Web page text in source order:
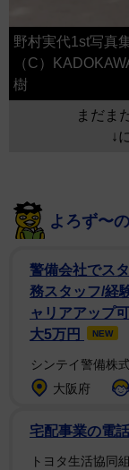
野村実代1st写真
（C）
樹
まだま
↓
よろず〜
警備会社でス
務スタッフ/経
ャリアアップ
大5万円
NEW
シンテイ警備株
大阪府
宅配事業の電
トヨタ生活協同